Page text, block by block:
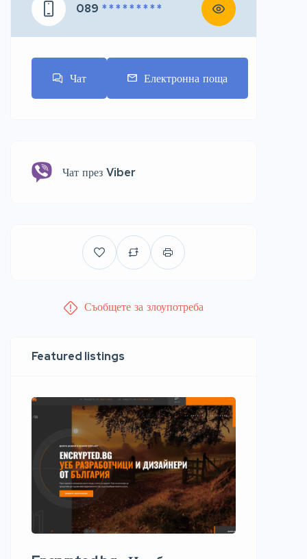
089 * * * * * * * * *
Чат Електронна поща
Чат през Viber
Съобщете за злоупотреба
Featured listings